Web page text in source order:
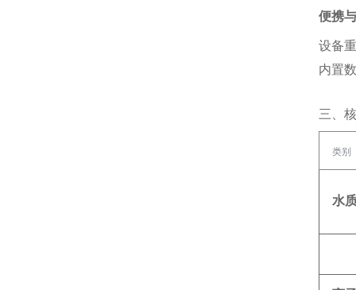
便携
设备
内置
三、
类别
水